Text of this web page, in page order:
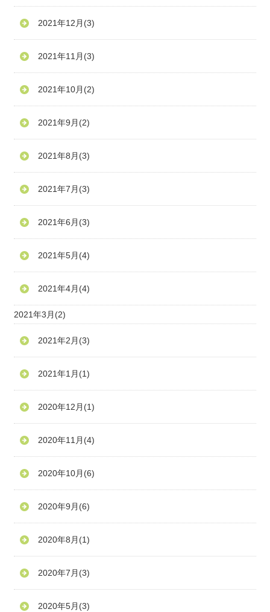
2021年12月 (3)
2021年11月 (3)
2021年10月 (2)
2021年9月 (2)
2021年8月 (3)
2021年7月 (3)
2021年6月 (3)
2021年5月 (4)
2021年4月 (4)
2021年3月 (2)
2021年2月 (3)
2021年1月 (1)
2020年12月 (1)
2020年11月 (4)
2020年10月 (6)
2020年9月 (6)
2020年8月 (1)
2020年7月 (3)
2020年5月 (3)